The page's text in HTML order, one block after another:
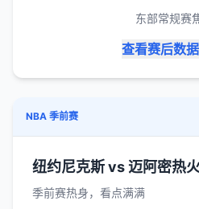
东部常规赛
查看赛后数
NBA 季前赛
纽约尼克斯 vs 迈阿密热
季前赛热身，看点满满